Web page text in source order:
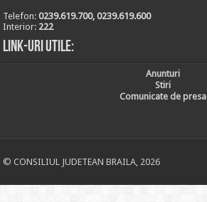
Telefon:0239.619.700, 0239.619.600
Interior: 222
Link-uri utile:
Anunturi
Stiri
Comunicate de presa
© CONSILIUL JUDETEAN BRAILA, 2026